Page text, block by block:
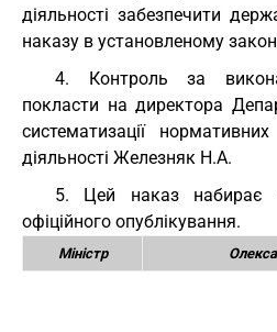
діяльності забезпечити
наказу в установленому
4. Контроль за
покласти на директора
систематизації
діяльності Железняк Н.А.
5. Цей наказ набирає
офіційного опублікування.
Міністр